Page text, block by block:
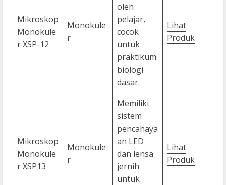
Mikroskop
Monokule
r XSP-12
Monokule
r
oleh
pelajar,
cocok
untuk
praktikum
biologi
dasar.
Lihat
Produk
Mikroskop
Monokule
r XSP13
Monokule
r
Memiliki
sistem
pencahaya
an LED
dan lensa
jernih
untuk
Lihat
Produk